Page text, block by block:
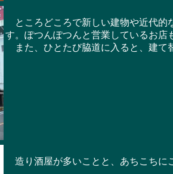
ところどころで新しい建物や近代的
す。ぽつんぽつんと営業しているお店
また、ひとたび脇道に入ると、建て
造り酒屋が多いことと、あちこちに